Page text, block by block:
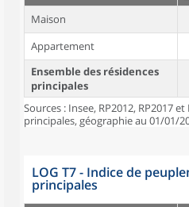
Maison
Appartement
Ensemble des résidences
principales
Sources : Insee, RP2012, RP2017
principales, géographie au 01/01/
LOG T7 - Indice de
principales